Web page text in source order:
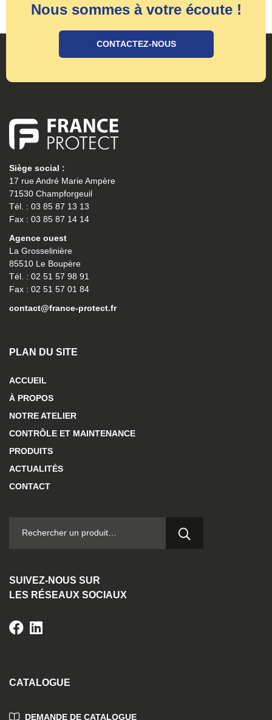
Nous sommes à votre écoute !
CONTACTEZ-NOUS
Siège social :
17 rue André Marie Ampère
71530 Champforgeuil
Tél. : 03 85 87 13 13
Fax : 03 85 87 14 14
Agence ouest
La Grosselinière
85510 Le Boupère
Tél. : 02 51 57 98 91
Fax : 02 51 57 01 84
contact@france-protect.fr
PLAN DU SITE
ACCUEIL
À PROPOS
NOTRE ATELIER
CONTRÔLE ET MAINTENANCE
PRODUITS
ACTUALITÉS
CONTACT
SUIVEZ-NOUS SUR
LES RÉSEAUX SOCIAUX
CATALOGUE
DEMANDE DE CATALOGUE